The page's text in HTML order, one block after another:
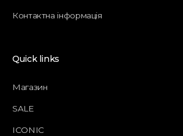
Контактна інформація
Quick links
Магазин
SALE
ICONIC